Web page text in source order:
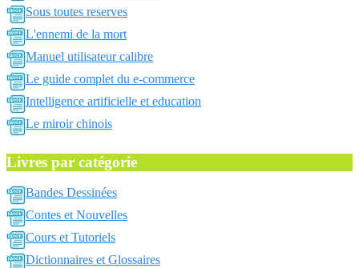
Sous toutes reserves
L'ennemi de la mort
Manuel utilisateur calibre
Le guide complet du e-commerce
Intelligence artificielle et education
Le miroir chinois
Livres par catégorie
Bandes Dessinées
Contes et Nouvelles
Cours et Tutoriels
Dictionnaires et Glossaires